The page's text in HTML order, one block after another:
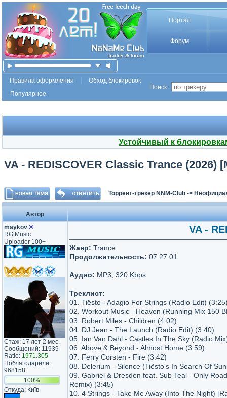
Портал
Форум
Правила оформления
Обход блокировок
Популярное
Поиск :
Устойчивый к
VA - REDISCOVER Classic Trance (2026)
Торрент-трекер NNM-Club ->
Автор
maykov ®
RG Music
Uploader 100+
Стаж: 17 лет 2 мес.
Сообщений: 11939
Ratio: 1971.305
Поблагодарили:
968158
100%
Откуда: Київ
VA -
Жанр: Trance
Продолжительность: 07:27:01
Аудио: MP3, 320 Kbps
Треклист:
01. Tiësto - Adagio For Strings (Radio Edit)
02. Workout Music - Heaven (Running Mix 150
03. Robert Miles - Children (4:02)
04. DJ Jean - The Launch (Radio Edit) (3:40)
05. Ian Van Dahl - Castles In The Sky (Radio
06. Above & Beyond - Almost Home (3:59)
07. Ferry Corsten - Fire (3:42)
08. Delerium - Silence (Tiësto's In Search Of
09. Gabriel & Dresden feat. Sub Teal - Only
Remix) (3:45)
10. 4 Strings - Take Me Away (Into The Night)